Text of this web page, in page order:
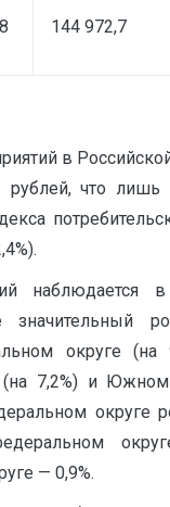
144 972,7
в
рублей, что
наблюдается
округе (на
(на 7,2%) и
округе
— 0,9%.